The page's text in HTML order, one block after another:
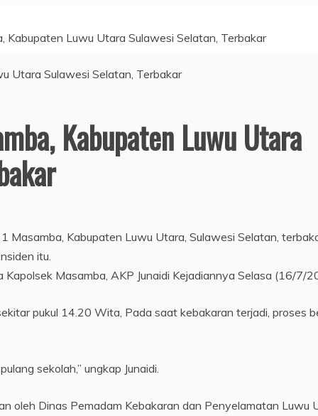
Kabupaten Luwu Utara Sulawesi Selatan, Terbakar
Kabupaten Luwu Utara
Masamba, Kabupaten Luwu Utara, Sulawesi Selatan,
itu.
Masamba, AKP Junaidi Kejadiannya Selasa (16/7/
pukul 14.20 Wita, Pada saat kebakaran terjadi, proses
sekolah,” ungkap Junaidi.
oleh Dinas Pemadam Kebakaran dan Penyelamatan Luwu